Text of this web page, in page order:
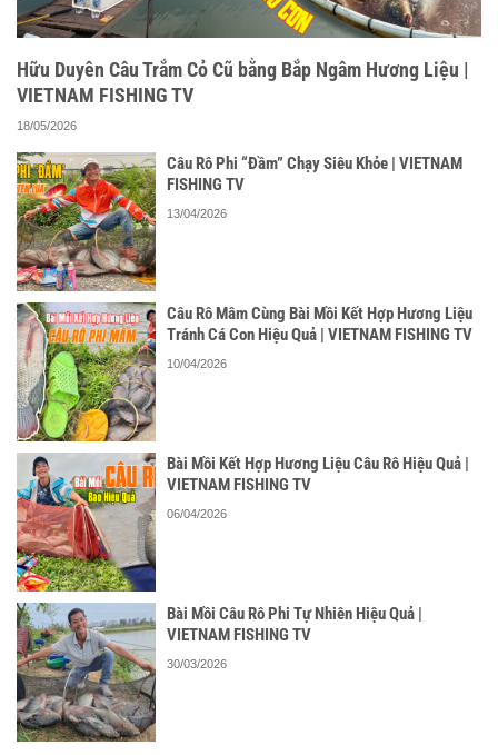
Hữu Duyên Câu Trắm Cỏ Cũ bằng Bắp Ngâm Hương Liệu |
VIETNAM FISHING TV
18/05/2026
Câu Rô Phi “Đầm” Chạy Siêu Khỏe | VIETNAM
FISHING TV
13/04/2026
Câu Rô Mâm Cùng Bài Mồi Kết Hợp Hương Liệu
Tránh Cá Con Hiệu Quả | VIETNAM FISHING TV
10/04/2026
Bài Mồi Kết Hợp Hương Liệu Câu Rô Hiệu Quả |
VIETNAM FISHING TV
06/04/2026
Bài Mồi Câu Rô Phi Tự Nhiên Hiệu Quả |
VIETNAM FISHING TV
30/03/2026